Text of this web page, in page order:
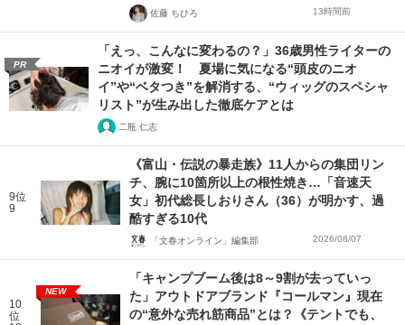
佐藤 ちひろ 13時間前
PR
「えっ、こんなに変わるの？」36歳男性ライターの
ニオイが激変！ 夏場に気になる“頭皮のニオ
イ”や“ベタつき”を解消する、“ウィッグのスペシャ
リスト”が生み出した徹底ケアとは
二瓶 仁志
9位
9
《富山・伝説の暴走族》11人からの集団リン
チ、腕に10箇所以上の根性焼き…「音速天
女」初代総長しおりさん（36）が明かす、過
酷すぎる10代
「文春オンライン」編集部 2026/08/07
10
位
NEW
「キャンプブーム後は8～9割が去っていっ
た」アウトドアブランド『コールマン』現在
の“意外な売れ筋商品”とは？《テントでも、